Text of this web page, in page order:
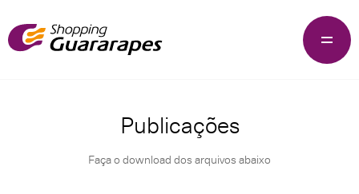
Publicações
Faça o download dos arquivos abaixo